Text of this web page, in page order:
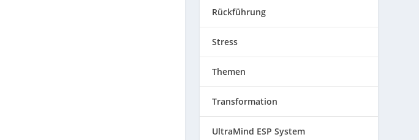
Rückführung
Stress
Themen
Transformation
UltraMind ESP System